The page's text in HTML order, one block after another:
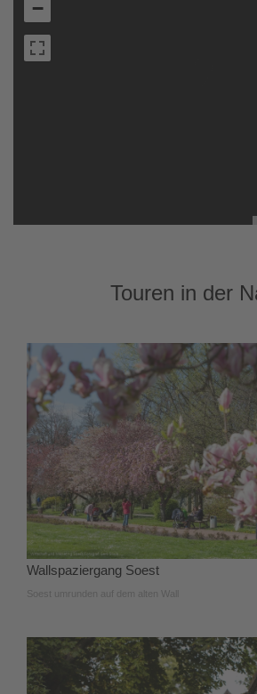
−
Touren in der
Wallspaziergang Soest
Soest umrunden auf dem alten Wall